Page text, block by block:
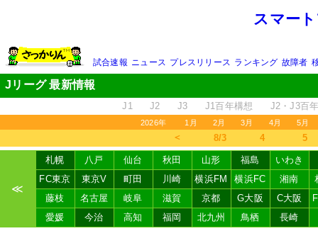
スマー
試合速報 ニュース プレスリリース ランキング 故障者
Jリーグ 最新情報
J1 J2 J3 J1百年構想 J2・J3百
2026年 1月 2月 3月 4月 5月
＜ 8/3 4 5
≪
札幌 八戸 仙台 秋田 山形 福島
いわき
FC東京
東京V 町田 川崎 横浜FM 横浜FC 湘南
藤枝
名古屋 岐阜 滋賀 京都 G大阪 C大阪
愛媛
今治 高知 福岡 北九州 鳥栖 長崎